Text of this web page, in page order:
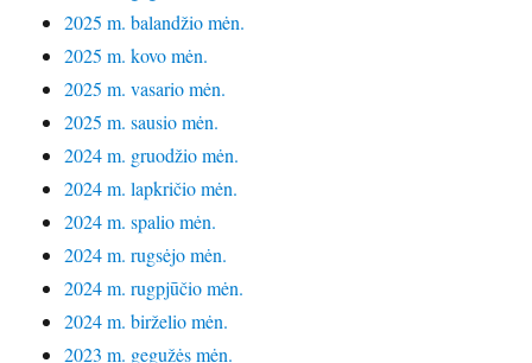
2025 m. balandžio mėn.
2025 m. kovo mėn.
2025 m. vasario mėn.
2025 m. sausio mėn.
2024 m. gruodžio mėn.
2024 m. lapkričio mėn.
2024 m. spalio mėn.
2024 m. rugsėjo mėn.
2024 m. rugpjūčio mėn.
2024 m. birželio mėn.
2023 m. gegužės mėn.